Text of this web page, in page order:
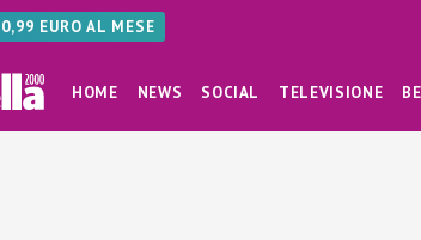
EURO AL MESE
HOME NEWS SOCIAL TELEVISIONE